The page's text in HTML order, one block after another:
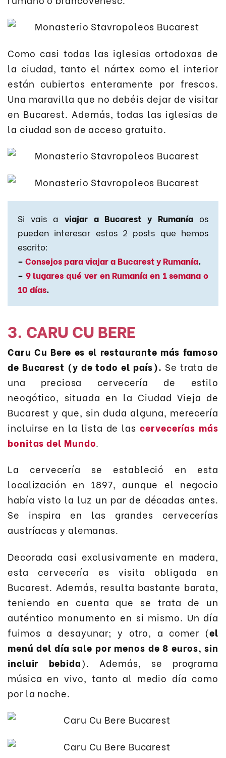
Como casi todas las iglesias ortodoxas de
la ciudad, tanto el nártex como el interior
están cubiertos enteramente por frescos.
Una maravilla que no debéis dejar de visitar
en Bucarest. Además, todas las iglesias de
la ciudad son de acceso gratuito.
Si vais a viajar a Bucarest y Rumanía os
pueden interesar estos 2 posts que hemos
escrito:
– Consejos para viajar a Bucarest y Rumanía.
– 9 lugares qué ver en Rumanía en 1 semana o
10 días.
3. CARU CU BERE
Caru Cu Bere es el restaurante más famoso
de Bucarest (y de todo el país). Se trata de
una preciosa cervecería de estilo
neogótico, situada en la Ciudad Vieja de
Bucarest y que, sin duda alguna, merecería
incluirse en la lista de lascervecerías más
bonitas del Mundo.
La cervecería se estableció en esta
localización en 1897, aunque el negocio
había visto la luz un par de décadas antes.
Se inspira en las grandes cervecerías
austríacas y alemanas.
Decorada casi exclusivamente en madera,
esta cervecería es visita obligada en
Bucarest. Además, resulta bastante barata,
teniendo en cuenta que se trata de un
auténtico monumento en si mismo. Un día
fuimos a desayunar; y otro, a comer (el
menú del día sale por menos de 8 euros, sin
incluir bebida). Además, se programa
música en vivo, tanto al medio día como
por la noche.